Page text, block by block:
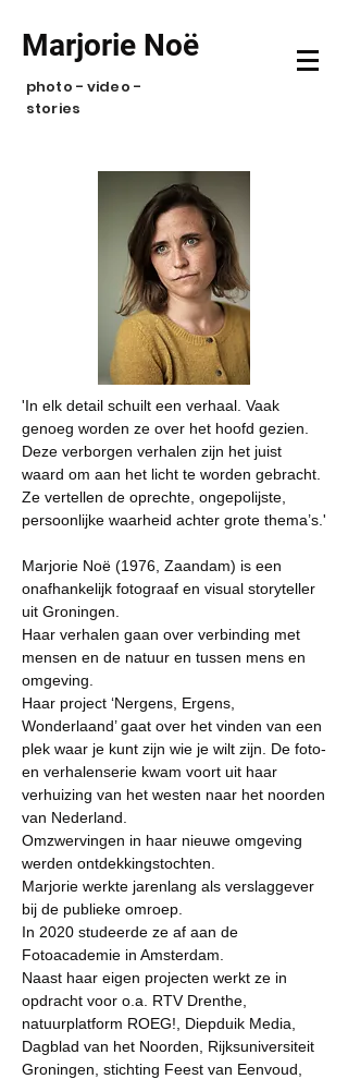
Marjorie Noë
photo - video -
stories
'In elk detail schuilt een verhaal. Vaak
genoeg worden ze over het hoofd gezien.
Deze verborgen verhalen zijn het juist
waard om aan het licht te worden gebracht.
Ze vertellen de oprechte, ongepolijste,
persoonlijke waarheid achter grote thema’s.'
Marjorie Noë (1976, Zaandam) is een
onafhankelijk fotograaf en visual storyteller
uit Groningen.
Haar verhalen gaan over verbinding met
mensen en de natuur en tussen mens en
omgeving.
Haar project ‘Nergens, Ergens,
Wonderlaand’ gaat over het vinden van een
plek waar je kunt zijn wie je wilt zijn. De foto-
en verhalenserie kwam voort uit haar
verhuizing van het westen naar het noorden
van Nederland.
Omzwervingen in haar nieuwe omgeving
werden ontdekkingstochten.
Marjorie werkte jarenlang als verslaggever
bij de publieke omroep.
In 2020 studeerde ze af aan de
Fotoacademie in Amsterdam.
Naast haar eigen projecten werkt ze in
opdracht voor o.a. RTV Drenthe,
natuurplatform ROEG!, Diepduik Media,
Dagblad van het Noorden, Rijksuniversiteit
Groningen, stichting Feest van Eenvoud,